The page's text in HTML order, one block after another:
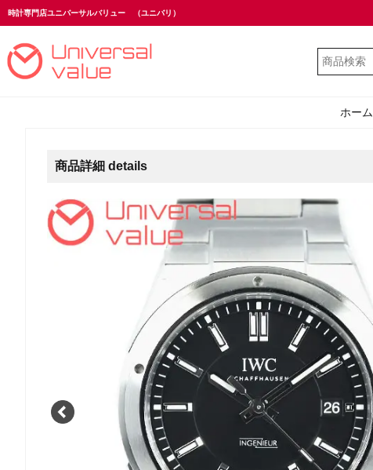
時計専門店ユニバーサルバリュー （ユニバリ）
ホーム
商品詳細 details